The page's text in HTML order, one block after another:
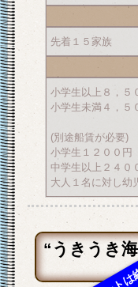
先着１５家族
小学生以上８，５
小学生未満４，５
(別途船賃が必要)
小学生１２００円
中学生以上２４０
大人１名に対し幼
“うきうき